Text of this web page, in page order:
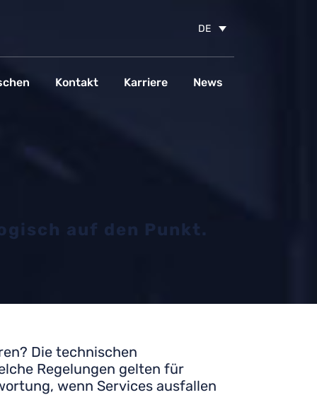
DE
Kontakt Karriere News
auf den Punkt.
Die technischen
Regelungen gelten für
wenn Services ausfallen